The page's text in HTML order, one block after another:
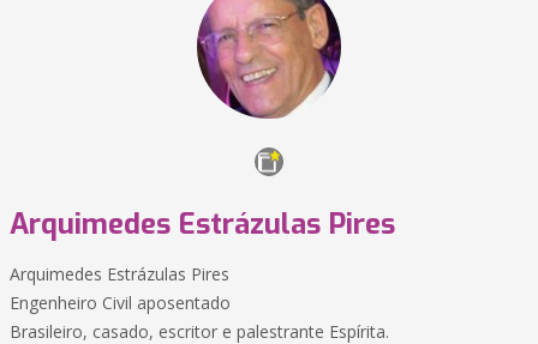
Arquimedes Estrázulas Pires
Arquimedes Estrázulas Pires
Engenheiro Civil aposentado
Brasileiro, casado, escritor e palestrante Espírita.